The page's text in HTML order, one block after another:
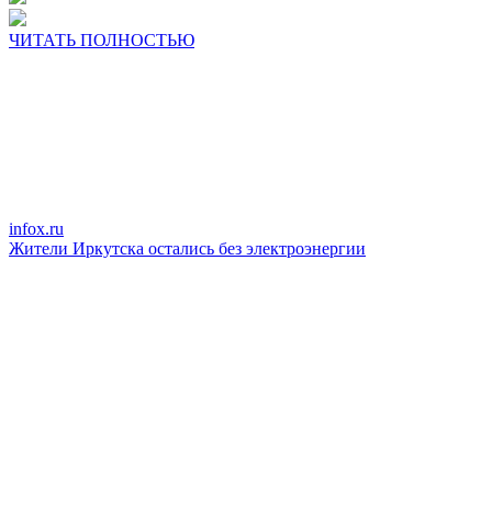
ЧИТАТЬ ПОЛНОСТЬЮ
infox.ru
Жители Иркутскa остались без электроэнергии